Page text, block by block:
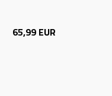
65,99 EUR